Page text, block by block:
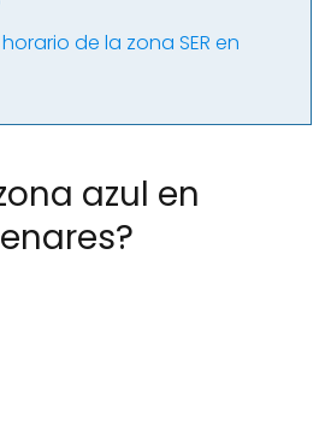
de la zona SER en
azul en